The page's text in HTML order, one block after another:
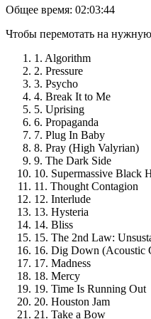
Общее время: 02:03:44
Чтобы перемотать на
1. Algorithm
2. Pressure
3. Psycho
4. Break It to Me
5. Uprising
6. Propaganda
7. Plug In Baby
8. Pray (High Valyrian)
9. The Dark Side
10. Supermassive Black
11. Thought Contagion
12. Interlude
13. Hysteria
14. Bliss
15. The 2nd Law:
16. Dig Down (Acoustic
17. Madness
18. Mercy
19. Time Is Running Out
20. Houston Jam
21. Take a Bow